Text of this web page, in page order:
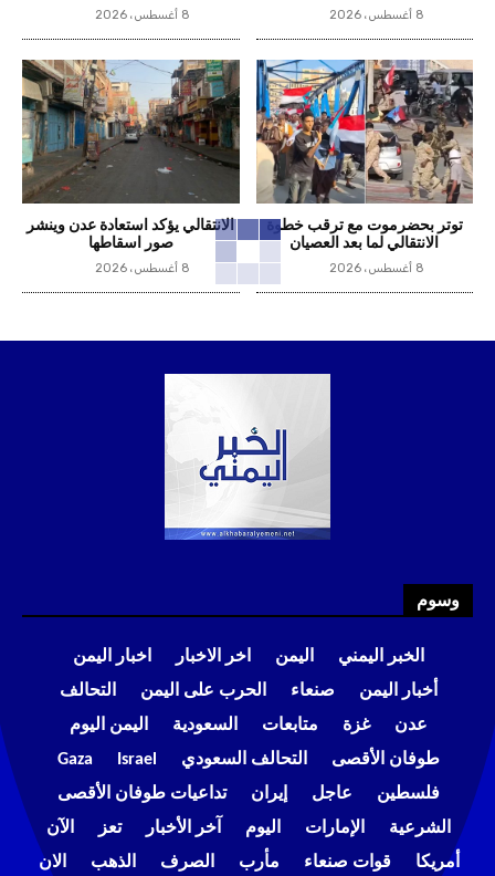
8 أغسطس، 2026 8 أغسطس، 2026
توتر بحضرموت مع ترقب خطوة
الانتقالي لما بعد العصيان
8 أغسطس، 2026
الانتقالي يؤكد استعادة عدن وينشر
صور اسقاطها
8 أغسطس، 2026
وسوم
الخبر اليمني اليمن اخر الاخبار
اخبار اليمن
أخبار اليمن
صنعاء الحرب على اليمن
التحالف
عدن
غزة متابعات السعودية
اليمن اليوم
طوفان الأقصى
التحالف السعودي Israel
Gaza
فلسطين
عاجل إيران
تداعيات طوفان الأقصى
الشرعية
الإمارات اليوم آخر الأخبار تعز
الآن
أمريكا
قوات صنعاء مأرب الصرف الذهب الان